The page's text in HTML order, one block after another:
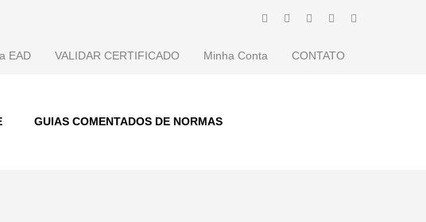
EAD VALIDAR CERTIFICADO Minha Conta CONTATO
GUIAS COMENTADOS DE NORMAS